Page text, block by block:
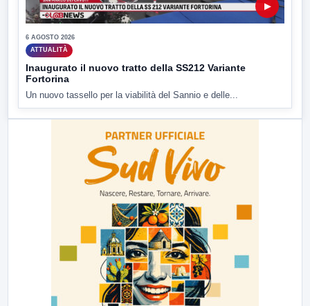
▶
6 AGOSTO 2026
ATTUALITÀ
Inaugurato il nuovo tratto della SS212 Variante
Fortorina
Un nuovo tassello per la viabilità del Sannio e delle...